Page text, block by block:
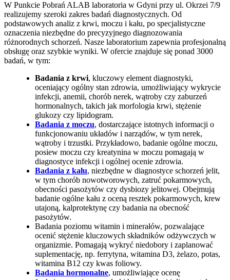
W Punkcie Pobrań ALAB laboratoria w Gdyni przy ul. Okrzei 7/9
realizujemy szeroki zakres badań diagnostycznych. Od
podstawowych analiz z krwi, moczu i kału, po specjalistyczne
oznaczenia niezbędne do precyzyjnego diagnozowania
różnorodnych schorzeń. Nasze laboratorium zapewnia profesjonalną
obsługę oraz szybkie wyniki. W ofercie znajduje się ponad 3000
badań, w tym:
Badania z krwi, kluczowy element diagnostyki,
oceniający ogólny stan zdrowia, umożliwiający wykrycie
infekcji, anemii, chorób nerek, wątroby czy zaburzeń
hormonalnych, takich jak morfologia krwi, stężenie
glukozy czy lipidogram.
Badania z moczu, dostarczające istotnych informacji o
funkcjonowaniu układów i narządów, w tym nerek,
wątroby i trzustki. Przykładowo, badanie ogólne moczu,
posiew moczu czy kreatynina w moczu pomagają w
diagnostyce infekcji i ogólnej ocenie zdrowia.
Badania z kału, niezbędne w diagnostyce schorzeń jelit,
w tym chorób nowotworowych, zatruć pokarmowych,
obecności pasożytów czy dysbiozy jelitowej. Obejmują
badanie ogólne kału z oceną resztek pokarmowych, krew
utajoną, kalprotektynę czy badania na obecność
pasożytów.
Badania poziomu witamin i minerałów, pozwalające
ocenić stężenie kluczowych składników odżywczych w
organizmie. Pomagają wykryć niedobory i zaplanować
suplementację, np. ferrytyna, witamina D3, żelazo, potas,
witamina B12 czy kwas foliowy.
Badania hormonalne, umożliwiające ocenę